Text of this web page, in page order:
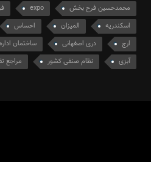
محمدحسین فرح بخش
expo
اسکندریه
المیزان احساس
ارج
دری اصفهانی ساختمان
آبزی
نظام صنفی کشور مراجع